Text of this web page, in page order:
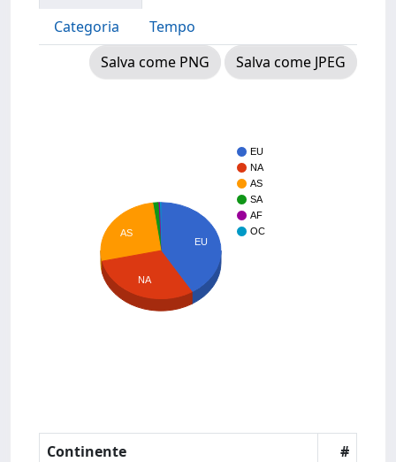
Categoria
Tempo
Salva come PNG
Salva come JPEG
EU
NA
AS
SA
AF
OC
EU
AS
NA
Continente
#